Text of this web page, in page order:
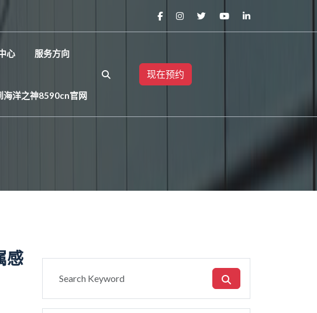
心 服务方向
海洋之神8590cn官网
现在预约
感